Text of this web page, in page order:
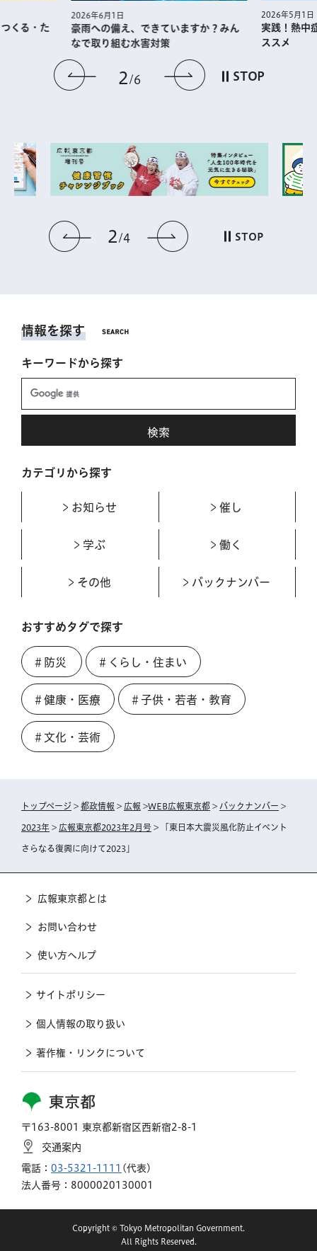
前のスライドを表示
2 6 次のスライドを
STOP
くる・た
2026年6月1日
豪雨への備え、できていますか？みん
なで取り組む水害対策
2026年5月1日
実践！熱中
ススメ
前のスライドを表示
2 4 次のスライドを表
STOP
情報を探す
キーワードから探す
カテゴリから探す
お知らせ 催し
学ぶ 働く
その他 バックナンバー
おすすめタグで探す
＃防災 ＃くらし・住まい
＃健康・医療 ＃子供・若者・教育
＃文化・芸術
トップページ > 都政情報 > 広報 >WEB広報東京都 > バックナンバー >
2023年 > 広報東京都2023年2月号 > 「東日本大震災風化防止イベント
さらなる復興に向けて2023」
東京都
〒163-8001 東京都新宿区西新宿2-8-1
交通案内
電話： 03-5321-1111 (代表)
法人番号：8000020130001
広報東京都とは
お問い合わせ
使い方ヘルプ
サイトポリシー
個人情報の取り扱い
著作権・リンクについて
Copyright © Tokyo Metropolitan Government.
All Rights Reserved.